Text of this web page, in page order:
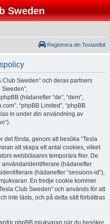
Sweden
Registrera din Tesla/elbil
Club Sweden” och deras partners
Sweden”,
(hädanefter “de”, “dem”,
“phpBB Limited”, “phpBB
in under din användning av
det första, genom att besöka “Tesla
att skapa ett antal cookies, vilket
webbläsares temporära filer. De
(hädanefter
(hädanefter “sessions-id”),
En tredje cookie kommer
Club Sweden” och används för att
inte lästs, och på detta sätt förbättras
phpBB mjukvaran när du besöker